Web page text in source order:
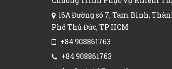
16A Đường số 7, Tam Bình,
Phố Thủ Đức, TP HCM
+84 908861763
+84 908861763